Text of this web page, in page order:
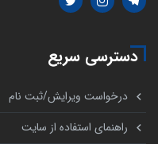
دسترسی سریع
درخواست ویرایش/ثبت نام
راهنمای استفاده از سایت